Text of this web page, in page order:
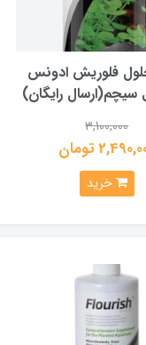
فلوریش ادونس
3,100,000
تومان
خرید